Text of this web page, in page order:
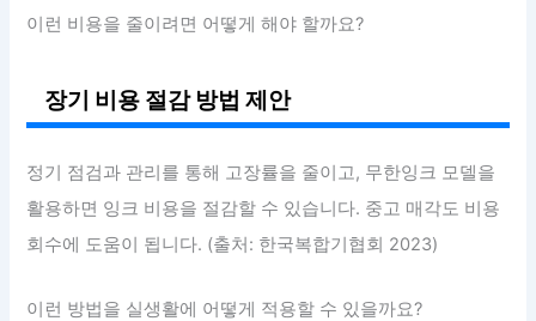
이런 비용을 줄이려면 어떻게 해야 할까요?
장기 비용 절감 방법 제안
정기 점검과 관리를 통해 고장률을 줄이고, 무한잉크 모델을
활용하면 잉크 비용을 절감할 수 있습니다. 중고 매각도 비용
회수에 도움이 됩니다. (출처: 한국복합기협회 2023)
이런 방법을 실생활에 어떻게 적용할 수 있을까요?